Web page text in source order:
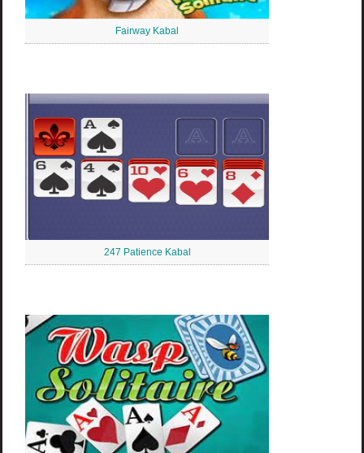
Fairway Kabal
247 Patience Kabal